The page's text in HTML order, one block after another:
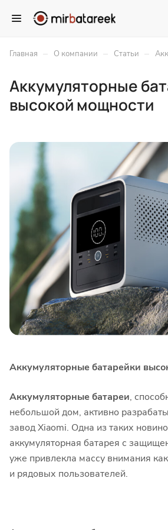
Главная – О компании – Статьи –
Аккумуляторные
высокой мощности
Аккумуляторные батарейки
Аккумуляторные батареи,
небольшой дом, активно
завод Xiaomi. Одна из таких
аккумуляторная батарея с
уже привлекла массу внимания
и рядовых пользователей.